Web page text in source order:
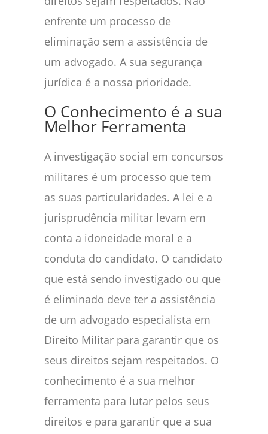
enfrente um processo de
eliminação sem a assistência de
um advogado. A sua segurança
jurídica é a nossa prioridade.
O Conhecimento é a sua
Melhor Ferramenta
A investigação social em concursos
militares é um processo que tem
as suas particularidades. A lei e a
jurisprudência militar levam em
conta a idoneidade moral e a
conduta do candidato. O candidato
que está sendo investigado ou que
é eliminado deve ter a assistência
de um advogado especialista em
Direito Militar para garantir que os
seus direitos sejam respeitados. O
conhecimento é a sua melhor
ferramenta para lutar pelos seus
direitos e para garantir que a sua